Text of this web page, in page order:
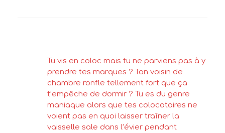
Tu vis en coloc mais tu ne parviens pas à y
prendre tes marques ? Ton voisin de
chambre ronfle tellement fort que ça
t’empêche de dormir ? Tu es du genre
maniaque alors que tes colocataires ne
voient pas en quoi laisser traîner la
vaisselle sale dans l’évier pendant